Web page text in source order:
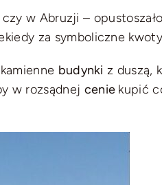
w Abruzji –
za symboliczne
budynki z duszą,
w rozsądnej cenie kupić